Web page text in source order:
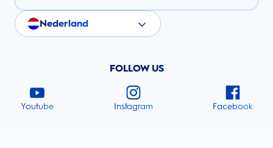
Nederland
FOLLOW US
Youtube Instagram Facebook